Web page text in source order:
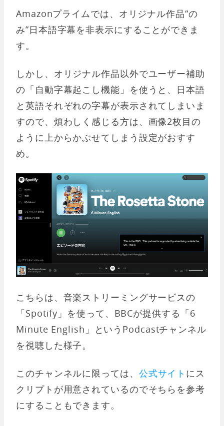
Amazonプライムでは、オリジナル作品“の
み”日本語字幕を非表示にすることができま
す。
しかし、オリジナル作品以外でユーザー補助
の「自動字幕起こし機能」を使うと、日本語
と英語それぞれの字幕が表示されてしまいま
すので、煩わしく感じる方は、画像2枚目の
ように上からかぶせてしまう設定がおすす
め。
こちらは、音楽ストリーミングサービスの
「Spotify」を使って、BBCが提供する「6
Minute English」というPodcastチャンネル
を視聴した様子。
このチャンネルに限っては、 公式サイト にス
クリプトが用意されているのでそちらを参考
にすることもできます。